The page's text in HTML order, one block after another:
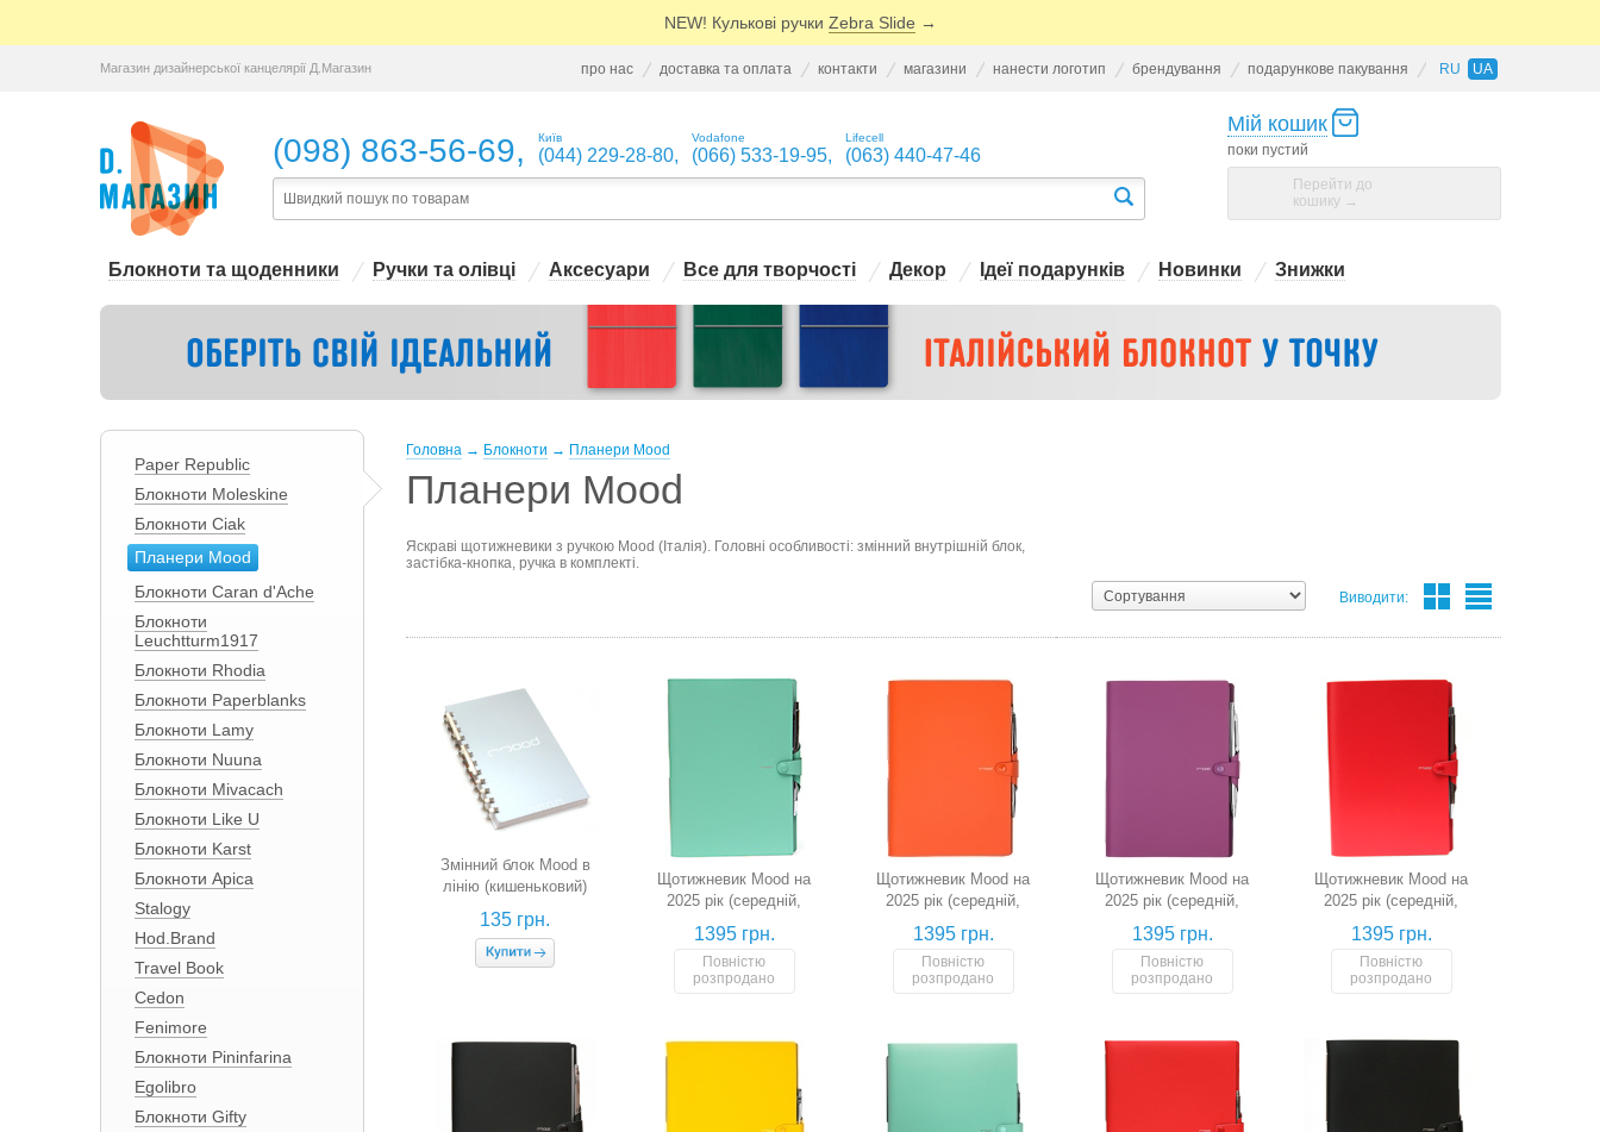
NEW! Кулькові ручки Zebra Slide →
Магазин дизайнерської канцелярії Д.Магазин про нас доставка та оплата контакти магазини нанести логотип брендування подарункове пакування RU UA
(098) 863-56-69, Київ
(044) 229-28-80,
Vodafone
(066) 533-19-95,
Lifecell
(063) 440-47-46
Мій кошик
поки пустий
Перейти до
кошику →
Блокноти та щоденники Ручки та олівці Аксесуари Все для творчості Декор Ідеї подарунків Новинки Знижки
Paper Republic
Блокноти Moleskine
Блокноти Ciak
Планери Mood
Блокноти Caran d'Ache
Блокноти
Leuchtturm1917
Блокноти Rhodia
Блокноти Paperblanks
Блокноти Lamy
Блокноти Nuuna
Блокноти Mivacach
Блокноти Like U
Блокноти Karst
Блокноти Apica
Stalogy
Hod.Brand
Travel Book
Cedon
Fenimore
Блокноти Pininfarina
Egolibro
Блокноти Gifty
Головна → Блокноти → Планери Mood
Планери Mood
Яскраві щотижневики з ручкою Mood (Італія). Головні особливості: змінний внутрішній блок,
застібка-кнопка, ручка в комплекті.
Виводити:
Змінний блок Mood в
лінію (кишеньковий)
135 грн.
Щотижневик Mood на
2025 рік (середній,
м'ятний)
1395 грн.
Повністю
розпродано
Щотижневик Mood на
2025 рік (середній,
помаранчевий)
1395 грн.
Повністю
розпродано
Щотижневик Mood на
2025 рік (середній,
фуксія)
1395 грн.
Повністю
розпродано
Щотижневик Mood на
2025 рік (середній,
червоний)
1395 грн.
Повністю
розпродано